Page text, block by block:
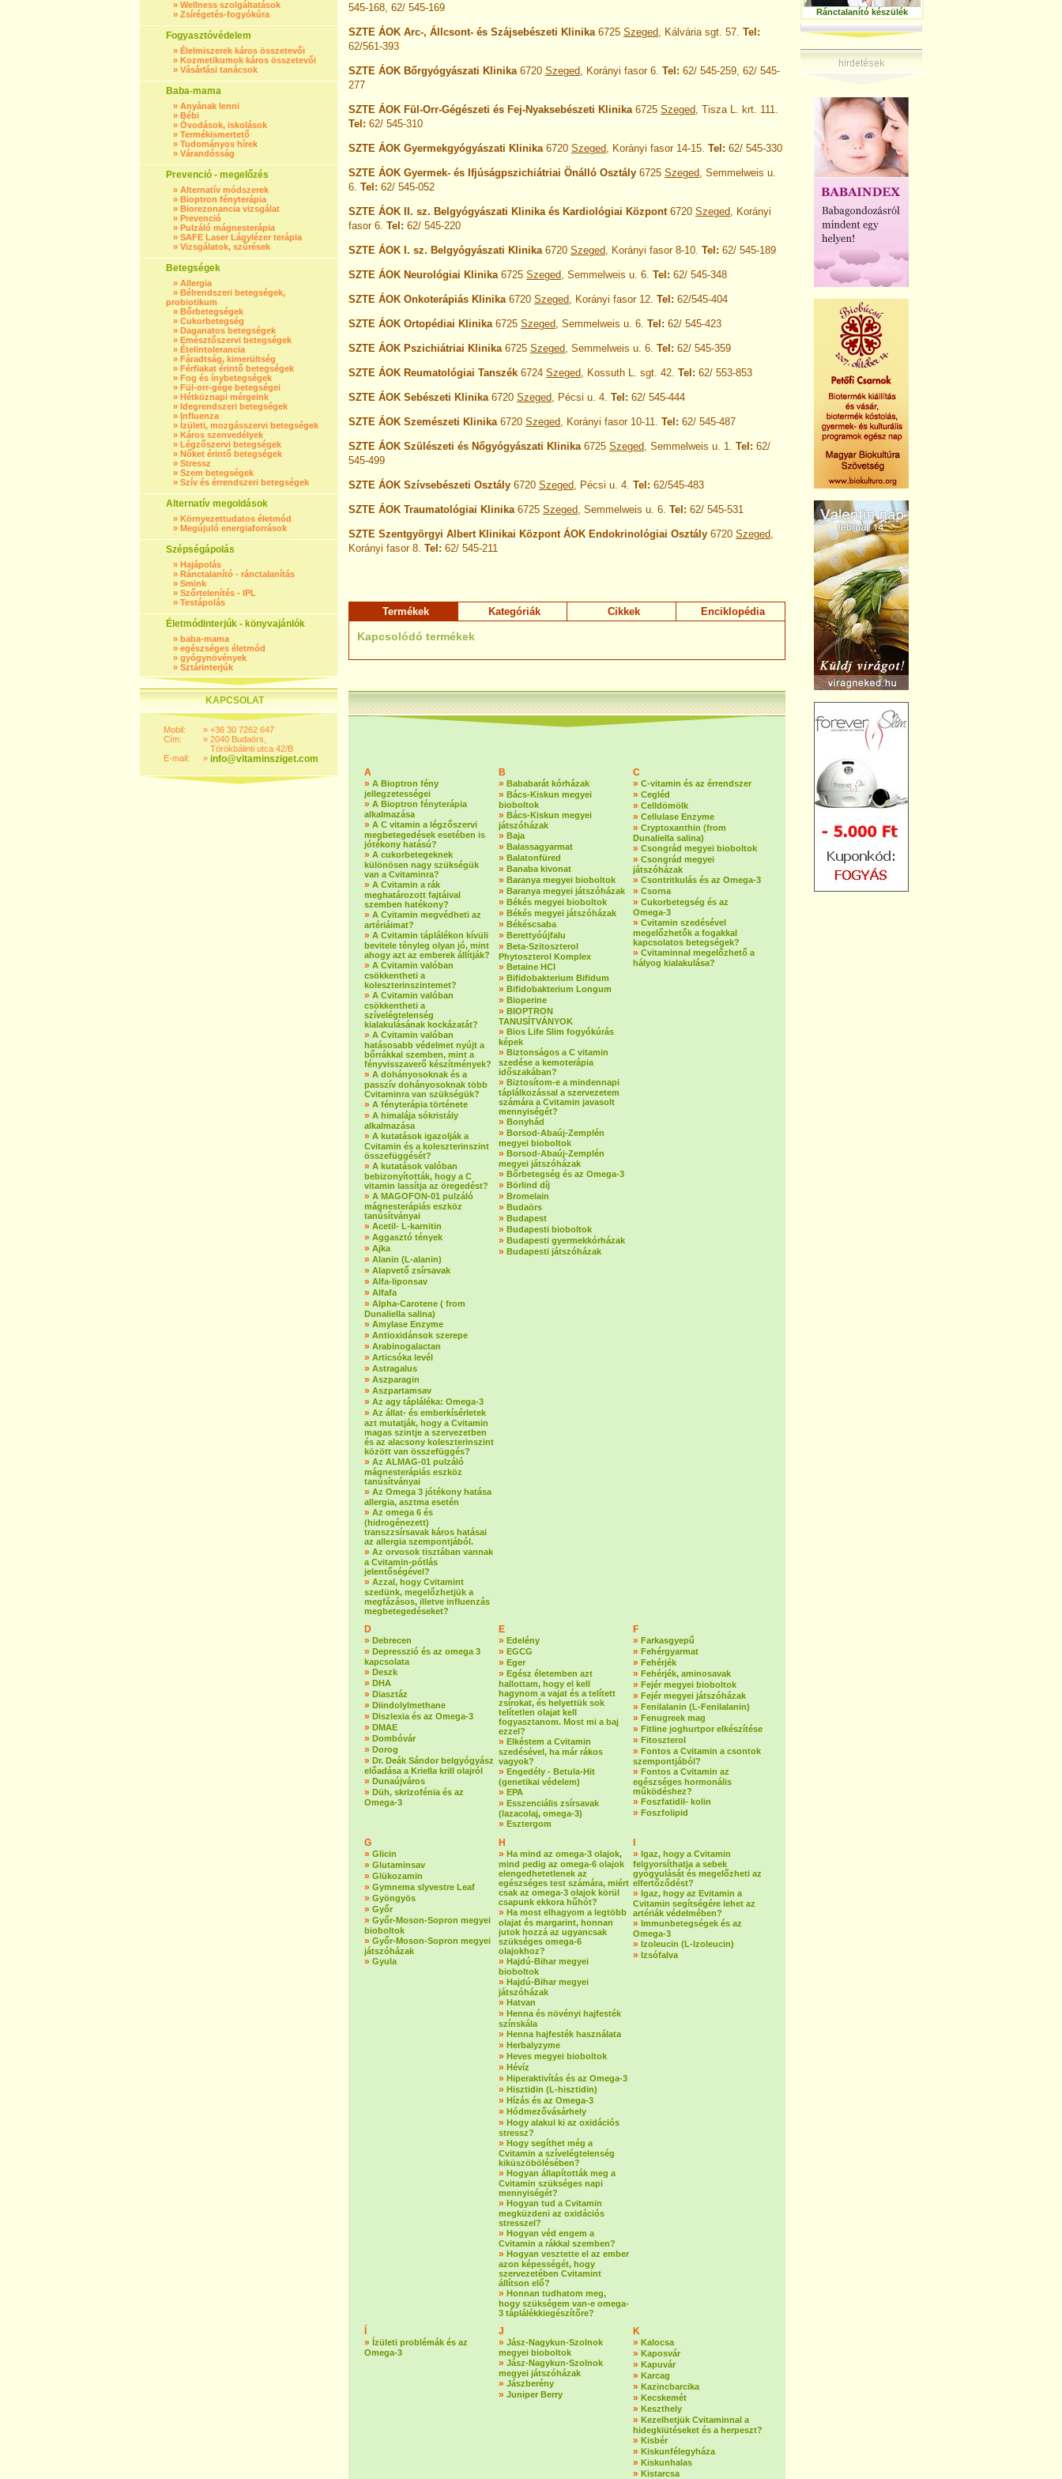
» Wellness szolgáltatások
» Zsírégetés-fogyókúra
Fogyasztóvédelem
» Élelmiszerek káros összetevői
» Kozmetikumok káros összetevői
» Vásárlási tanácsok
Baba-mama
» Anyának lenni
» Bébi
» Óvodások, iskolások
» Termékismertető
» Tudományos hírek
» Várandósság
Prevenció - megelőzés
» Alternatív módszerek
» Bioptron fényterápia
» Biorezonancia vizsgálat
» Prevenció
» Pulzáló mágnesterápia
» SAFE Laser Lágylézer terápia
» Vizsgálatok, szűrések
Betegségek
» Allergia
» Bélrendszeri betegségek,
probiotikum
» Bőrbetegségek
» Cukorbetegség
» Daganatos betegségek
» Emésztőszervi betegségek
» Ételintolerancia
» Fáradtság, kimerültség
» Férfiakat érintő betegségek
» Fog és ínybetegségek
» Fül-orr-gége betegségei
» Hétköznapi mérgeink
» Idegrendszeri betegségek
» Influenza
» Ízületi, mozgásszervi betegségek
» Káros szenvedélyek
» Légzőszervi betegségek
» Nőket érintő betegségek
» Stressz
» Szem betegségek
» Szív és érrendszeri betegségek
Alternatív megoldások
» Környezettudatos életmód
» Megújuló energiaforrások
Szépségápolás
» Hajápolás
» Ránctalanító - ránctalanítás
» Smink
» Szőrtelenítés - IPL
» Testápolás
Életmódinterjúk - könyvajánlók
» baba-mama
» egészséges életmód
» gyógynövények
» Sztárinterjúk
KAPCSOLAT
Mobil:
Cím:
E-mail:
»
»
»
+36 30 7262 647
2040 Budaörs,
Törökbálinti utca 42/B
info@vitaminsziget.com
545-168, 62/ 545-169
SZTE ÁOK Arc-, Állcsont- és Szájsebészeti Klinika6725 Szeged, Kálvária sgt. 57. Tel:
62/561-393
SZTE ÁOK Bőrgyógyászati Klinika6720 Szeged, Korányi fasor 6. Tel: 62/ 545-259, 62/ 545-
277
SZTE ÁOK Fül-Orr-Gégészeti és Fej-Nyaksebészeti Klinika6725 Szeged, Tisza L. krt. 111.
Tel: 62/ 545-310
SZTE ÁOK Gyermekgyógyászati Klinika6720 Szeged, Korányi fasor 14-15. Tel: 62/ 545-330
SZTE ÁOK Gyermek- és Ifjúságpszichiátriai Önálló Osztály 6725 Szeged, Semmelweis u.
6. Tel: 62/ 545-052
SZTE ÁOK II. sz. Belgyógyászati Klinika és Kardiológiai Központ6720 Szeged, Korányi
fasor 6. Tel: 62/ 545-220
SZTE ÁOK I. sz. Belgyógyászati Klinika6720 Szeged, Korányi fasor 8-10. Tel: 62/ 545-189
SZTE ÁOK Neurológiai Klinika6725 Szeged, Semmelweis u. 6. Tel: 62/ 545-348
SZTE ÁOK Onkoterápiás Klinika6720 Szeged, Korányi fasor 12. Tel: 62/545-404
SZTE ÁOK Ortopédiai Klinika6725 Szeged, Semmelweis u. 6. Tel: 62/ 545-423
SZTE ÁOK Pszichiátriai Klinika6725 Szeged, Semmelweis u. 6. Tel: 62/ 545-359
SZTE ÁOK Reumatológiai Tanszék 6724 Szeged, Kossuth L. sgt. 42. Tel: 62/ 553-853
SZTE ÁOK Sebészeti Klinika6720 Szeged, Pécsi u. 4. Tel: 62/ 545-444
SZTE ÁOK Szemészeti Klinika6720 Szeged, Korányi fasor 10-11. Tel: 62/ 545-487
SZTE ÁOK Szülészeti és Nőgyógyászati Klinika6725 Szeged, Semmelweis u. 1. Tel: 62/
545-499
SZTE ÁOK Szívsebészeti Osztály 6720 Szeged, Pécsi u. 4. Tel: 62/545-483
SZTE ÁOK Traumatológiai Klinika6725 Szeged, Semmelweis u. 6. Tel: 62/ 545-531
SZTE Szentgyörgyi Albert Klinikai Központ ÁOK Endokrinológiai Osztály 6720 Szeged,
Korányi fasor 8. Tel: 62/ 545-211
Termékek Kategóriák Cikkek Enciklopédia
Kapcsolódó termékek
A
» A Bioptron fény
jellegzetességei
» A Bioptron fényterápia
alkalmazása
» A C vitamin a légzőszervi
megbetegedések esetében is
jótékony hatású?
» A cukorbetegeknek
különösen nagy szükségük
van a Cvitaminra?
» A Cvitamin a rák
meghatározott fajtáival
szemben hatékony?
» A Cvitamin megvédheti az
artériáimat?
» A Cvitamin táplálékon kívüli
bevitele tényleg olyan jó, mint
ahogy azt az emberek állítják?
» A Cvitamin valóban
csökkentheti a
koleszterinszintemet?
» A Cvitamin valóban
csökkentheti a
szívelégtelenség
kialakulásának kockázatát?
» A Cvitamin valóban
hatásosabb védelmet nyújt a
bőrrákkal szemben, mint a
fényvisszaverő készítmények?
» A dohányosoknak és a
passzív dohányosoknak több
Cvitaminra van szükségük?
» A fényterápia története
» A himalája sókristály
alkalmazása
» A kutatások igazolják a
Cvitamin és a koleszterinszint
összefüggését?
» A kutatások valóban
bebizonyították, hogy a C
vitamin lassítja az öregedést?
» A MAGOFON-01 pulzáló
mágnesterápiás eszköz
tanúsítványai
» Acetil- L-karnitin
» Aggasztó tények
» Ajka
» Alanin (L-alanin)
» Alapvető zsírsavak
» Alfa-liponsav
» Alfafa
» Alpha-Carotene ( from
Dunaliella salina)
» Amylase Enzyme
» Antioxidánsok szerepe
» Arabinogalactan
» Articsóka levél
» Astragalus
» Aszparagin
» Aszpartamsav
» Az agy tápláléka: Omega-3
» Az állat- és emberkísérletek
azt mutatják, hogy a Cvitamin
magas szintje a szervezetben
és az alacsony koleszterinszint
között van összefüggés?
» Az ALMAG-01 pulzáló
mágnesterápiás eszköz
tanúsítványai
» Az Omega 3 jótékony hatása
allergia, asztma esetén
» Az omega 6 és
(hidrogénezett)
transzzsírsavak káros hatásai
az allergia szempontjából.
» Az orvosok tisztában vannak
a Cvitamin-pótlás
jelentőségével?
» Azzal, hogy Cvitamint
szedünk, megelőzhetjük a
megfázásos, illetve influenzás
megbetegedéseket?
B
» Bababarát kórházak
» Bács-Kiskun megyei
bioboltok
» Bács-Kiskun megyei
játszóházak
» Baja
» Balassagyarmat
» Balatonfüred
» Banaba kivonat
» Baranya megyei bioboltok
» Baranya megyei játszóházak
» Békés megyei bioboltok
» Békés megyei játszóházak
» Békéscsaba
» Berettyóújfalu
» Beta-Szitoszterol
Phytoszterol Komplex
» Betaine HCI
» Bifidobakterium Bifidum
» Bifidobakterium Longum
» Bioperine
» BIOPTRON
TANUSÍTVÁNYOK
» Bios Life Slim fogyókúrás
képek
» Biztonságos a C vitamin
szedése a kemoterápia
időszakában?
» Biztosítom-e a mindennapi
táplálkozással a szervezetem
számára a Cvitamin javasolt
mennyiségét?
» Bonyhád
» Borsod-Abaúj-Zemplén
megyei bioboltok
» Borsod-Abaúj-Zemplén
megyei játszóházak
» Bőrbetegség és az Omega-3
» Börlind díj
» Bromelain
» Budaörs
» Budapest
» Budapesti bioboltok
» Budapesti gyermekkórházak
» Budapesti játszóházak
C
» C-vitamin és az érrendszer
» Cegléd
» Celldömölk
» Cellulase Enzyme
» Cryptoxanthin (from
Dunaliella salina)
» Csongrád megyei bioboltok
» Csongrád megyei
játszóházak
» Csontritkulás és az Omega-3
» Csorna
» Cukorbetegség és az
Omega-3
» Cvitamin szedésével
megelőzhetők a fogakkal
kapcsolatos betegségek?
» Cvitaminnal megelőzhető a
hályog kialakulása?
D
» Debrecen
» Depresszió és az omega 3
kapcsolata
» Deszk
» DHA
» Diasztáz
» Diindolylmethane
» Diszlexia és az Omega-3
» DMAE
» Dombóvár
» Dorog
» Dr. Deák Sándor belgyógyász
előadása a Kriella krill olajról
» Dunaújváros
» Düh, skrizofénia és az
Omega-3
E
» Edelény
» EGCG
» Eger
» Egész életemben azt
hallottam, hogy el kell
hagynom a vajat és a telített
zsírokat, és helyettük sok
telítetlen olajat kell
fogyasztanom. Most mi a baj
ezzel?
» Elkéstem a Cvitamin
szedésével, ha már rákos
vagyok?
» Engedély - Betula-Hit
(genetikai védelem)
» EPA
» Esszenciális zsírsavak
(lazacolaj, omega-3)
» Esztergom
F
» Farkasgyepű
» Fehérgyarmat
» Fehérjék
» Fehérjék, aminosavak
» Fejér megyei bioboltok
» Fejér megyei játszóházak
» Fenilalanin (L-Fenilalanin)
» Fenugreek mag
» Fitline joghurtpor elkészítése
» Fitoszterol
» Fontos a Cvitamin a csontok
szempontjából?
» Fontos a Cvitamin az
egészséges hormonális
működéshez?
» Foszfatidil- kolin
» Foszfolipid
G
» Glicin
» Glutaminsav
» Glükozamin
» Gymnema slyvestre Leaf
» Gyöngyös
» Győr
» Győr-Moson-Sopron megyei
bioboltok
» Győr-Moson-Sopron megyei
játszóházak
» Gyula
H
» Ha mind az omega-3 olajok,
mind pedig az omega-6 olajok
elengedhetetlenek az
egészséges test számára, miért
csak az omega-3 olajok körül
csapunk ekkora hűhót?
» Ha most elhagyom a legtöbb
olajat és margarint, honnan
jutok hozzá az ugyancsak
szükséges omega-6
olajokhoz?
» Hajdú-Bihar megyei
bioboltok
» Hajdú-Bihar megyei
játszóházak
» Hatvan
» Henna és növényi hajfesték
színskála
» Henna hajfesték használata
» Herbalyzyme
» Heves megyei bioboltok
» Hévíz
» Hiperaktivítás és az Omega-3
» Hisztidin (L-hisztidin)
» Hízás és az Omega-3
» Hódmezővásárhely
» Hogy alakul ki az oxidációs
stressz?
» Hogy segíthet még a
Cvitamin a szívelégtelenség
kiküszöbölésében?
» Hogyan állapították meg a
Cvitamin szükséges napi
mennyiségét?
» Hogyan tud a Cvitamin
megküzdeni az oxidációs
stresszel?
» Hogyan véd engem a
Cvitamin a rákkal szemben?
» Hogyan vesztette el az ember
azon képességét, hogy
szervezetében Cvitamint
állítson elő?
» Honnan tudhatom meg,
hogy szükségem van-e omega-
3 táplálékkiegészítőre?
» Igaz, hogy a Cvitamin
felgyorsíthatja a sebek
gyógyulását és megelőzheti az
elfertőződést?
» Igaz, hogy az Evitamin a
Cvitamin segítségére lehet az
artériák védelmében?
» Immunbetegségek és az
Omega-3
» Izoleucin (L-Izoleucin)
» Izsófalva
» Ízületi problémák és az
Omega-3
J
» Jász-Nagykun-Szolnok
megyei bioboltok
» Jász-Nagykun-Szolnok
megyei játszóházak
» Jászberény
» Juniper Berry
K
» Kalocsa
» Kaposvár
» Kapuvár
» Karcag
» Kazincbarcika
» Kecskemét
» Keszthely
» Kezelhetjük Cvitaminnal a
hidegkiütéseket és a herpeszt?
» Kisbér
» Kiskunfélegyháza
» Kiskunhalas
» Kistarcsa
Ránctalanító készülék